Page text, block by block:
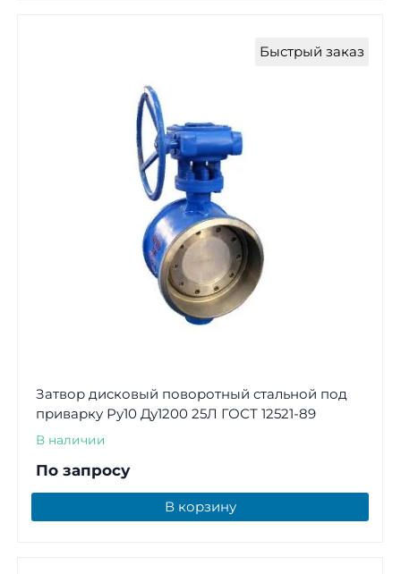
Быстрый заказ
Затвор дисковый поворотный стальной под
приварку Ру10 Ду1200 25Л ГОСТ 12521-89
В наличии
По запросу
В корзину